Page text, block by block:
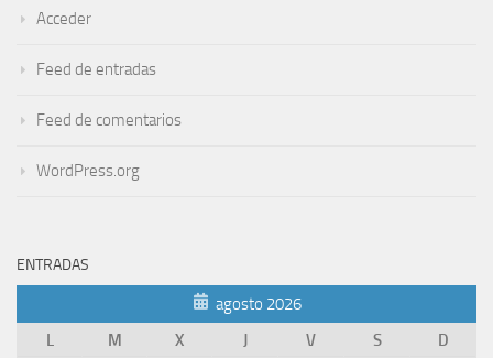
Acceder
Feed de entradas
Feed de comentarios
WordPress.org
ENTRADAS
agosto 2026
L
M X J V S
D